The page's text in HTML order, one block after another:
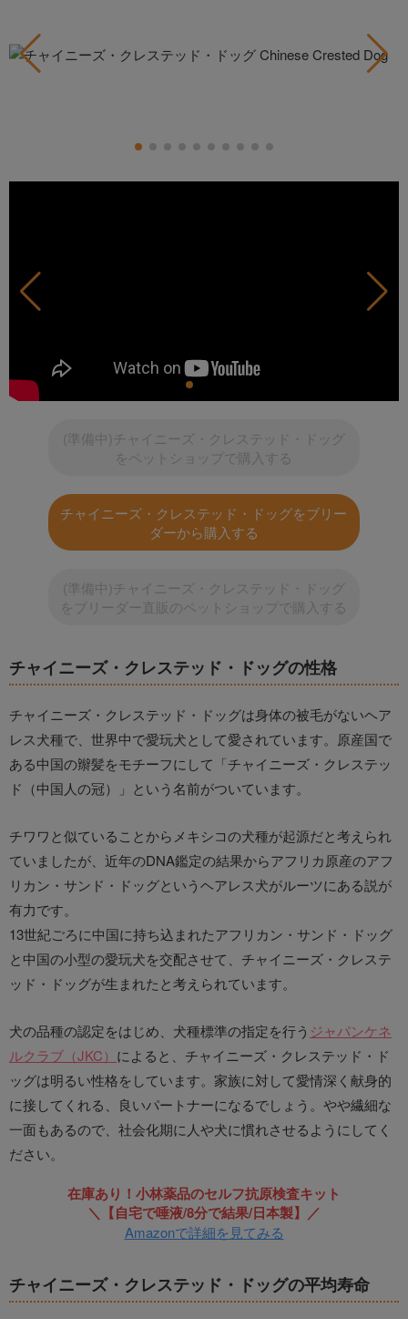
(準備中)チャイニーズ・クレステッド・ドッグ
をペットショップで購入する
チャイニーズ・クレステッド・ドッグをブリー
ダーから購入する
(準備中)チャイニーズ・クレステッド・ドッグ
をブリーダー直販のペットショップで購入する
チャイニーズ・クレステッド・ドッグの性格
チャイニーズ・クレステッド・ドッグは身体の被毛がないヘア
レス犬種で、世界中で愛玩犬として愛されています。原産国で
ある中国の辮髪をモチーフにして「チャイニーズ・クレステッ
ド（中国人の冠）」という名前がついています。
チワワと似ていることからメキシコの犬種が起源だと考えられ
ていましたが、近年のDNA鑑定の結果からアフリカ原産のアフ
リカン・サンド・ドッグというヘアレス犬がルーツにある説が
有力です。
13世紀ごろに中国に持ち込まれたアフリカン・サンド・ドッグ
と中国の小型の愛玩犬を交配させて、チャイニーズ・クレステ
ッド・ドッグが生まれたと考えられています。
犬の品種の認定をはじめ、犬種標準の指定を行う ジャパンケネ
ルクラブ（JKC） によると、チャイニーズ・クレステッド・ド
ッグは明るい性格をしています。家族に対して愛情深く献身的
に接してくれる、良いパートナーになるでしょう。やや繊細な
一面もあるので、社会化期に人や犬に慣れさせるようにしてく
ださい。
在庫あり！小林薬品のセルフ抗原検査キット
＼【自宅で唾液/8分で結果/日本製】／
Amazonで詳細を見てみる
チャイニーズ・クレステッド・ドッグの平均寿命